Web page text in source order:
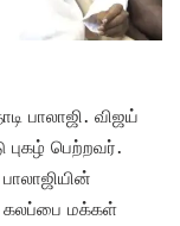
பாலாஜி. விஜய்
புகழ் பெற்றவர்.
கலப்பை மக்கள்